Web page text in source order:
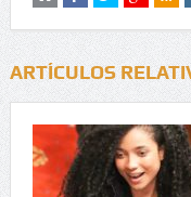
ARTÍCULOS